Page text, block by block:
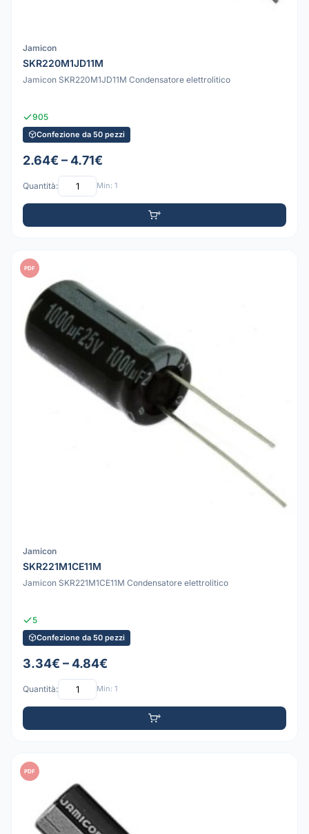
Jamicon
SKR220M1JD11M
Jamicon SKR220M1JD11M Condensatore elettrolitico
905
Confezione da 50 pezzi
2.64€ – 4.71€
Quantità: Min: 1
PDF
Jamicon
SKR221M1CE11M
Jamicon SKR221M1CE11M Condensatore elettrolitico
5
Confezione da 50 pezzi
3.34€ – 4.84€
Quantità: Min: 1
PDF